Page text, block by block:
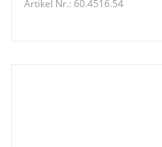
Artikel Nr.: 60.4516.54